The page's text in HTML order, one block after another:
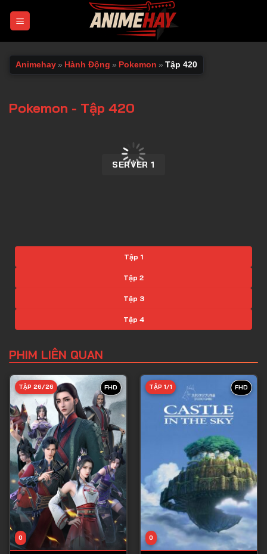
Animehay » Hành Động » Pokemon » Tập 420
Pokemon - Tập 420
SERVER 1
Tập 1
Tập 2
Tập 3
Tập 4
Tập 6
Tập 8
Tập 9
Tập 10
Tập 11
Tập 12
Tập 13
Tập 14
Tập 15
PHIM LIÊN QUAN
FHD
0
TẬP 26/26 FHD
0
TẬP 1/1